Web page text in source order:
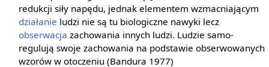
redukcji siły napędu, jednak elementem wzmacniającym
działanie ludzi nie są tu biologiczne nawyki lecz
obserwacja zachowania innych ludzi. Ludzie samo-
regulują swoje zachowania na podstawie obserwowanych
wzorów w otoczeniu (Bandura 1977)